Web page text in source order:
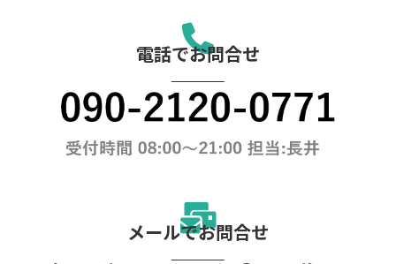
電話でお問合せ
メールでお問合せ